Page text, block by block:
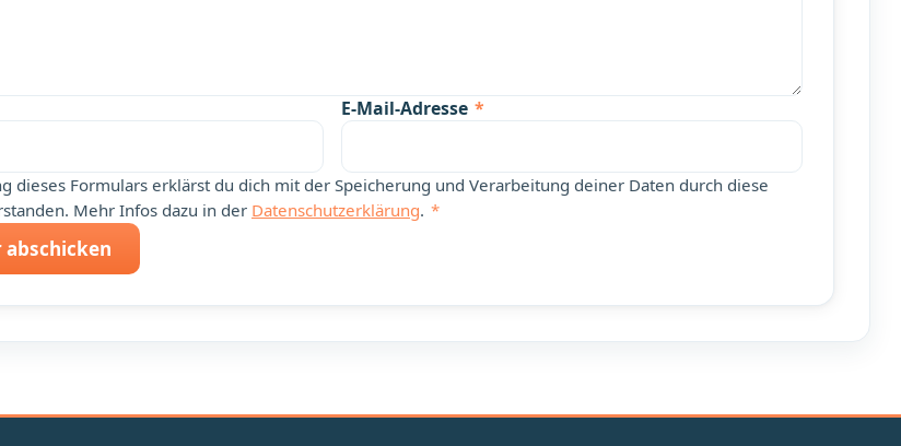
E-Mail-Adresse *
dieses Formulars erklärst du dich mit der Speicherung und Verarbeitung deiner Daten durch diese
Mehr Infos dazu in der Datenschutzerklärung. *